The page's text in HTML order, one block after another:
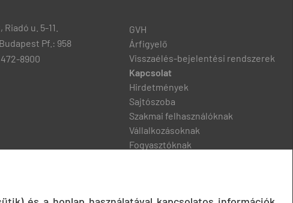
u. 5-11.
Pf.: 958
8900
GVH
Árfigyelő
Visszaélés-bejelentési rendszerek
Kapcsolat
Hirdetmények
Sajtószoba
Szakmai felhasználóknak
Vállalkozásoknak
Fogyasztóknak